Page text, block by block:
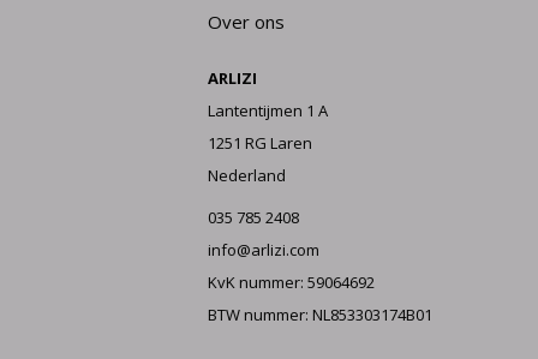
Over ons
ARLIZI
Lantentijmen 1 A
1251 RG Laren
Nederland
035 785 2408
info@arlizi.com
KvK nummer: 59064692
BTW nummer: NL853303174B01